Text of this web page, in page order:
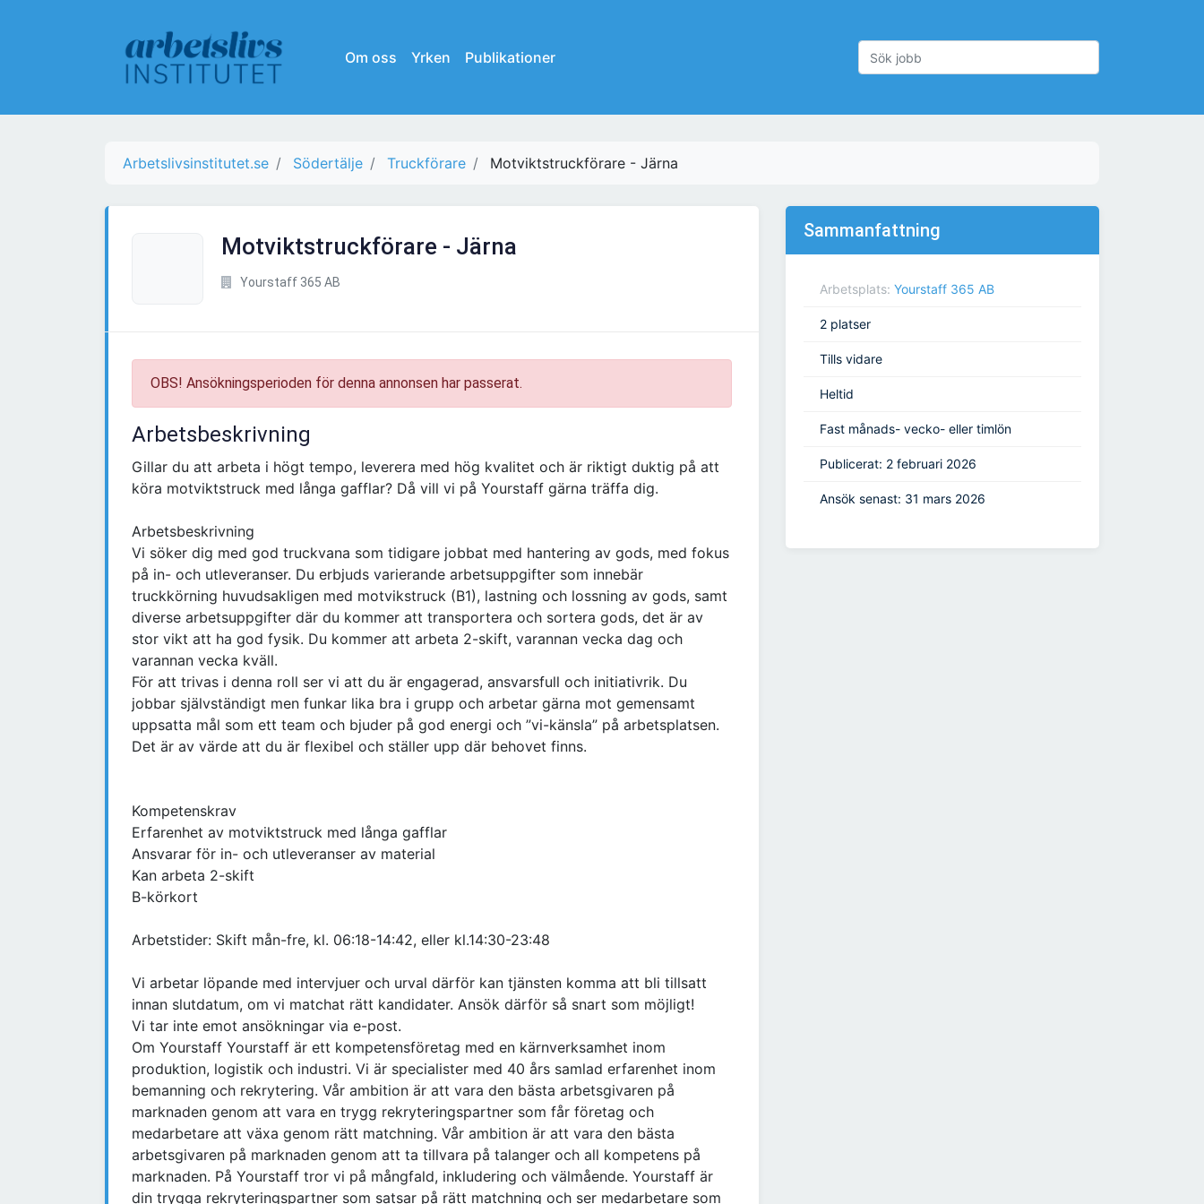
Om oss Yrken Publikationer
Arbetslivsinstitutet.se Södertälje Truckförare Motviktstruckförare - Järna
Motviktstruckförare - Järna
Yourstaff 365 AB
OBS! Ansökningsperioden för denna annonsen har passerat.
Arbetsbeskrivning
Gillar du att arbeta i högt tempo, leverera med hög kvalitet och är riktigt duktig på att
köra motviktstruck med långa gafflar? Då vill vi på Yourstaff gärna träffa dig.
Arbetsbeskrivning
Vi söker dig med god truckvana som tidigare jobbat med hantering av gods, med fokus
på in- och utleveranser. Du erbjuds varierande arbetsuppgifter som innebär
truckkörning huvudsakligen med motvikstruck (B1), lastning och lossning av gods, samt
diverse arbetsuppgifter där du kommer att transportera och sortera gods, det är av
stor vikt att ha god fysik. Du kommer att arbeta 2-skift, varannan vecka dag och
varannan vecka kväll.
För att trivas i denna roll ser vi att du är engagerad, ansvarsfull och initiativrik. Du
jobbar självständigt men funkar lika bra i grupp och arbetar gärna mot gemensamt
uppsatta mål som ett team och bjuder på god energi och ”vi-känsla” på arbetsplatsen.
Det är av värde att du är flexibel och ställer upp där behovet finns.
Kompetenskrav
Erfarenhet av motviktstruck med långa gafflar
Ansvarar för in- och utleveranser av material
Kan arbeta 2-skift
B-körkort
Arbetstider: Skift mån-fre, kl. 06:18-14:42, eller kl.14:30-23:48
Vi arbetar löpande med intervjuer och urval därför kan tjänsten komma att bli tillsatt
innan slutdatum, om vi matchat rätt kandidater. Ansök därför så snart som möjligt!
Vi tar inte emot ansökningar via e-post.
Om Yourstaff Yourstaff är ett kompetensföretag med en kärnverksamhet inom
produktion, logistik och industri. Vi är specialister med 40 års samlad erfarenhet inom
bemanning och rekrytering. Vår ambition är att vara den bästa arbetsgivaren på
marknaden genom att vara en trygg rekryteringspartner som får företag och
medarbetare att växa genom rätt matchning. Vår ambition är att vara den bästa
arbetsgivaren på marknaden genom att ta tillvara på talanger och all kompetens på
marknaden. På Yourstaff tror vi på mångfald, inkludering och välmående. Yourstaff är
din trygga rekryteringspartner som satsar på rätt matchning och ser medarbetare som
Sammanfattning
Arbetsplats: Yourstaff 365 AB
2 platser
Tills vidare
Heltid
Fast månads- vecko- eller timlön
Publicerat: 2 februari 2026
Ansök senast: 31 mars 2026